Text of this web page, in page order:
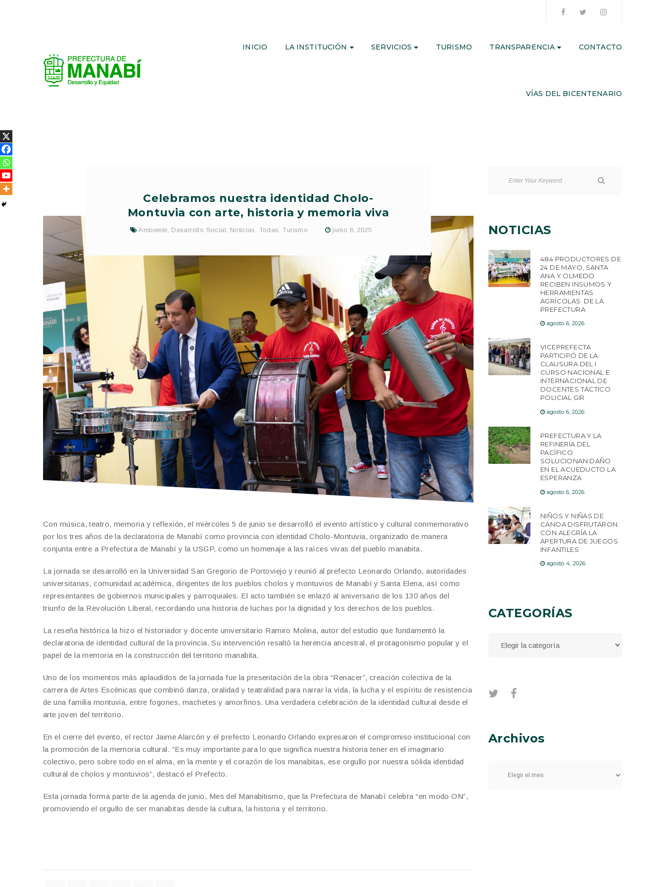
INICIO LA INSTITUCIÓN SERVICIOS TURISMO TRANSPARENCIA CONTACTO
VÍAS DEL BICENTENARIO
Celebramos nuestra identidad Cholo-
Montuvia con arte, historia y memoria viva
Ambiente, Desarrollo Social, Noticias , Todas , Turismo junio 6, 2025
Con música, teatro, memoria y reflexión, el miércoles 5 de junio se desarrolló el evento artístico y cultural conmemorativo
por los tres años de la declaratoria de Manabí como provincia con identidad Cholo-Montuvia, organizado de manera
conjunta entre a Prefectura de Manabí y la USGP, como un homenaje a las raíces vivas del pueblo manabita.
La jornada se desarrolló en la Universidad San Gregorio de Portoviejo y reunió al prefecto Leonardo Orlando, autoridades
universitarias, comunidad académica, dirigentes de los pueblos cholos y montuvios de Manabí y Santa Elena, así como
representantes de gobiernos municipales y parroquiales. El acto también se enlazó al aniversario de los 130 años del
triunfo de la Revolución Liberal, recordando una historia de luchas por la dignidad y los derechos de los pueblos.
La reseña histórica la hizo el historiador y docente universitario Ramiro Molina, autor del estudio que fundamentó la
declaratoria de identidad cultural de la provincia. Su intervención resaltó la herencia ancestral, el protagonismo popular y el
papel de la memoria en la construcción del territorio manabita.
Uno de los momentos más aplaudidos de la jornada fue la presentación de la obra “Renacer”, creación colectiva de la
carrera de Artes Escénicas que combinó danza, oralidad y teatralidad para narrar la vida, la lucha y el espíritu de resistencia
de una familia montuvia, entre fogones, machetes y amorfinos. Una verdadera celebración de la identidad cultural desde el
arte joven del territorio.
En el cierre del evento, el rector Jaime Alarcón y el prefecto Leonardo Orlando expresaron el compromiso institucional con
la promoción de la memoria cultural. “Es muy importante para lo que significa nuestra historia tener en el imaginario
colectivo, pero sobre todo en el alma, en la mente y el corazón de los manabitas, ese orgullo por nuestra sólida identidad
cultural de cholos y montuvios”, destacó el Prefecto.
Esta jornada forma parte de la agenda de junio, Mes del Manabitismo, que la Prefectura de Manabí celebra “en modo ON”,
promoviendo el orgullo de ser manabitas desde la cultura, la historia y el territorio.
NOTICIAS
484 PRODUCTORES DE
24 DE MAYO, SANTA
ANA Y OLMEDO
RECIBEN INSUMOS Y
HERRAMIENTAS
AGRÍCOLAS DE LA
PREFECTURA
agosto 6, 2026
VICEPREFECTA
PARTICIPÓ DE LA
CLAUSURA DEL I
CURSO NACIONAL E
INTERNACIONAL DE
DOCENTES TÁCTICO
POLICIAL GIR
agosto 6, 2026
PREFECTURA Y LA
REFINERÍA DEL
PACÍFICO
SOLUCIONAN DAÑO
EN EL ACUEDUCTO LA
ESPERANZA
agosto 6, 2026
NIÑOS Y NIÑAS DE
CANOA DISFRUTARON
CON ALEGRÍA LA
APERTURA DE JUEGOS
INFANTILES
agosto 4, 2026
CATEGORÍAS
Archivos